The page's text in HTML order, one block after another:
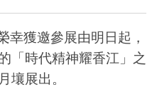
幸獲邀參展由明日起，
「時代精神耀香江」之
壤展出。